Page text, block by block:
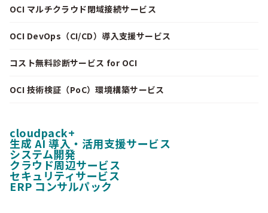
OCI マルチクラウド閉域接続サービス
OCI DevOps（CI/CD）導入支援サービス
コスト無料診断サービス for OCI
OCI 技術検証（PoC）環境構築サービス
cloudpack+
生成 AI 導入・活用支援サービス
システム開発
クラウド周辺サービス
セキュリティサービス
ERP コンサルパック